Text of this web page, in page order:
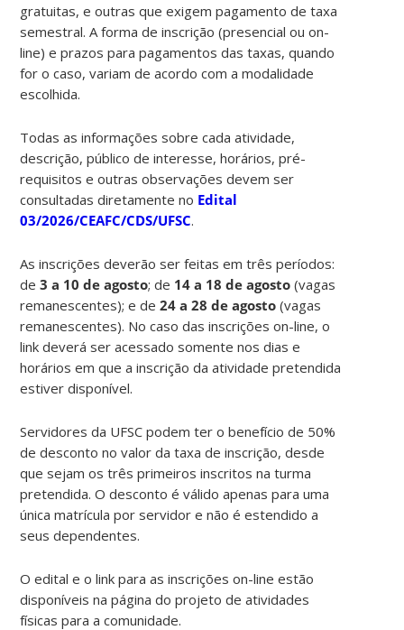
gratuitas, e outras que exigem pagamento de taxa
semestral. A forma de inscrição (presencial ou on-
line) e prazos para pagamentos das taxas, quando
for o caso, variam de acordo com a modalidade
escolhida.
Todas as informações sobre cada atividade,
descrição, público de interesse, horários, pré-
requisitos e outras observações devem ser
consultadas diretamente no Edital
03/2026/CEAFC/CDS/UFSC.
As inscrições deverão ser feitas em três períodos:
de3 a 10 de agosto; de 14 a 18 de agosto (vagas
remanescentes); e de24 a 28 de agosto (vagas
remanescentes). No caso das inscrições on-line, o
link deverá ser acessado somente nos dias e
horários em que a inscrição da atividade pretendida
estiver disponível.
Servidores da UFSC podem ter o benefício de 50%
de desconto no valor da taxa de inscrição, desde
que sejam os três primeiros inscritos na turma
pretendida. O desconto é válido apenas para uma
única matrícula por servidor e não é estendido a
seus dependentes.
O edital e o link para as inscrições on-line estão
disponíveis na página do projeto de atividades
físicas para a comunidade.